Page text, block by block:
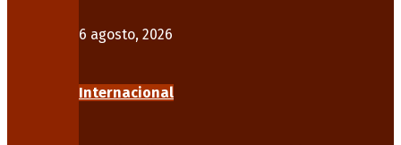
6 agosto, 2026
Internacional